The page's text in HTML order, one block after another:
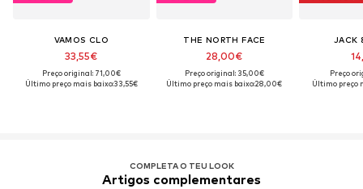
VAMOS CLO
33,55€
Preço original: 71,00€
Último preço mais baixo:33,55€
THE NORTH FACE
28,00€
Preço original: 35,00€
Último preço mais baixo:28,00€
JACK
Preço
Último preço
COMPLETA O TEU LOOK
Artigos complementares